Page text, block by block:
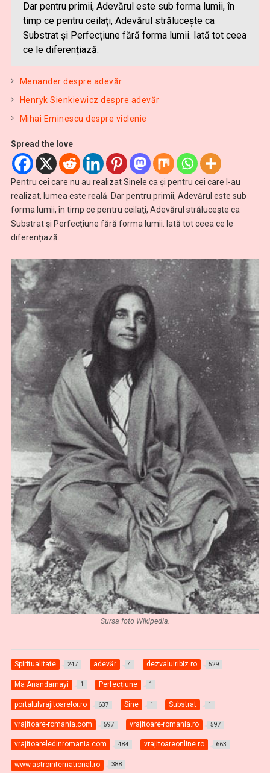
Dar pentru primii, Adevărul este sub forma lumii, în
timp ce pentru ceilaţi, Adevărul strălucește ca
Substrat și Perfecțiune fără forma lumii. Iată tot ceea
ce le diferențiază.
Menander despre adevăr
Henryk Sienkiewicz despre adevăr
Mihai Eminescu despre viclenie
Spread the love
Pentru cei care nu au realizat Sinele ca și pentru cei care l-au
realizat, lumea este reală. Dar pentru primii, Adevărul este sub
forma lumii, în timp ce pentru ceilaţi, Adevărul strălucește ca
Substrat și Perfecțiune fără forma lumii. Iată tot ceea ce le
diferențiază.
Sursa foto Wikipedia.
Spiritualitate 247 adevăr 4 dezvaluiribiz.ro 529
Ma Anandamayi 1 Perfecțiune 1
portalulvrajitoarelor.ro 637 Sine 1 Substrat 1
vrajitoare-romania.com 597 vrajitoare-romania.ro 597
vrajitoareledinromania.com 484 vrajitoareonline.ro 663
www.astrointernational.ro 388